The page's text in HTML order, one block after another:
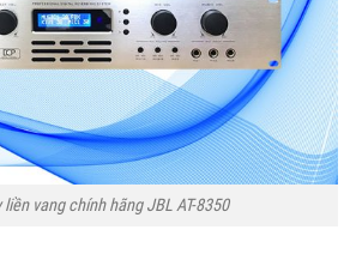
liền vang chính hãng JBL AT-8350